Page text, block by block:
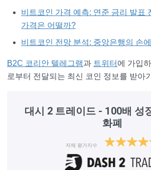
비트코인 가격 예측: 연준 금리 발표
가격은 어떨까?
비트코인 전망 분석: 중앙은행의 손
B2C 코리안 텔레그램과 트위터 에 가입
로부터 전달되는 최신 코인 정보를 받아
대시 2 트레이드 - 100배 성
화폐
자체 평가지수